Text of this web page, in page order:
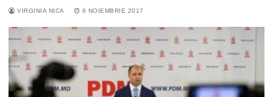
VIRGINIA NICA 6 NOIEMBRIE 2017